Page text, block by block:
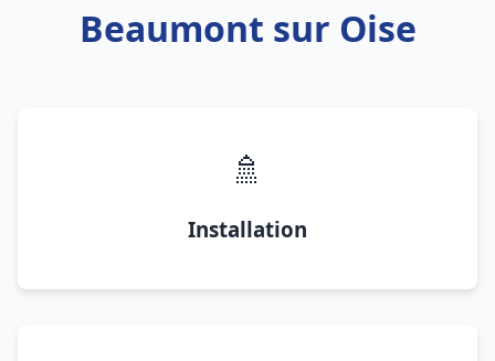
Beaumont sur Oise
🚿
Installation